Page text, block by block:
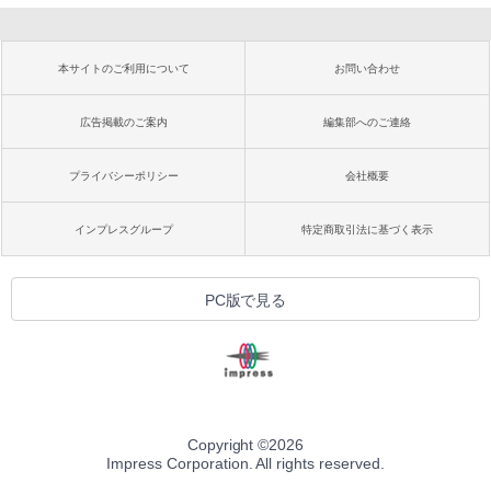
本サイトのご利用について お問い合わせ
広告掲載のご案内 編集部へのご連絡
プライバシーポリシー 会社概要
インプレスグループ 特定商取引法に基づく表示
PC版で見る
Copyright ©2026
Impress Corporation. All rights reserved.